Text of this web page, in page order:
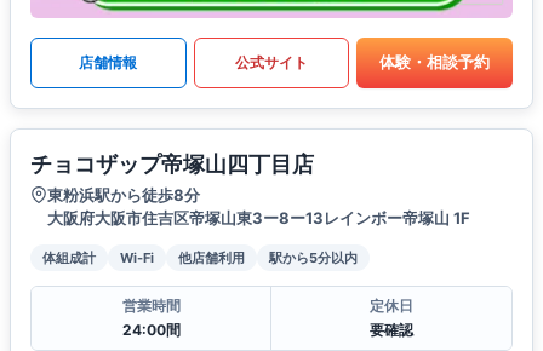
店舗情報 公式サイト 体験・相談予約
チョコザップ帝塚山四丁目店
東粉浜駅から徒歩8分
大阪府大阪市住吉区帝塚山東3ー8ー13レインボー帝塚山 1F
体組成計 Wi-Fi 他店舗利用 駅から5分以内
営業時間
24:00間
定休日
要確認